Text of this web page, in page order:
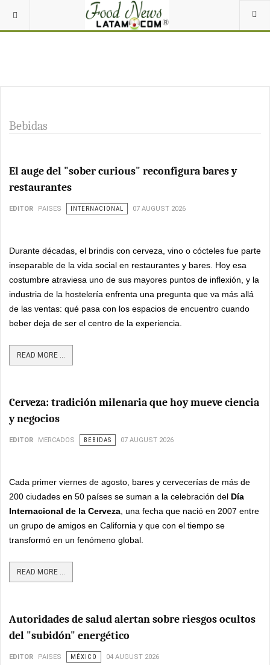
Bebidas
El auge del "sober curious" reconfigura bares y
restaurantes
EDITOR PAISES INTERNACIONAL 07 AUGUST 2026
Durante décadas, el brindis con cerveza, vino o cócteles fue parte
inseparable de la vida social en restaurantes y bares. Hoy esa
costumbre atraviesa uno de sus mayores puntos de inflexión, y la
industria de la hostelería enfrenta una pregunta que va más allá
de las ventas: qué pasa con los espacios de encuentro cuando
beber deja de ser el centro de la experiencia.
READ MORE ...
Cerveza: tradición milenaria que hoy mueve ciencia
y negocios
EDITOR MERCADOS BEBIDAS 07 AUGUST 2026
Cada primer viernes de agosto, bares y cervecerías de más de
200 ciudades en 50 países se suman a la celebración del Día
Internacional de la Cerveza , una fecha que nació en 2007 entre
un grupo de amigos en California y que con el tiempo se
transformó en un fenómeno global.
READ MORE ...
Autoridades de salud alertan sobre riesgos ocultos
del "subidón" energético
EDITOR PAISES MÉXICO 04 AUGUST 2026